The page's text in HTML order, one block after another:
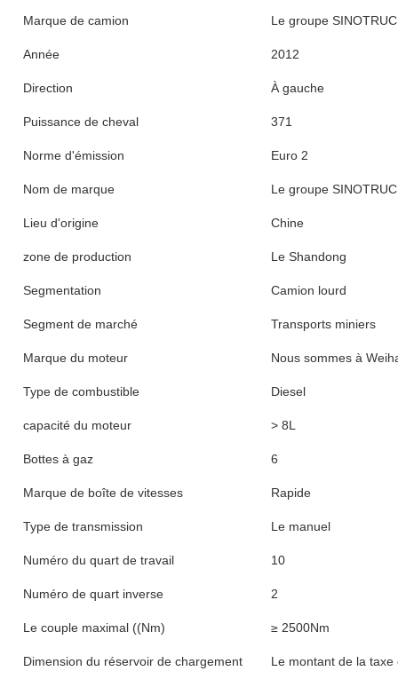
Marque de camion Le groupe
Année 2012
Direction À gauche
Puissance de cheval 371
Norme d'émission Euro 2
Nom de marque Le groupe
Lieu d'origine Chine
zone de production Le Shandong
Segmentation Camion lourd
Segment de marché Transports miniers
Marque du moteur Nous sommes à
Type de combustible Diesel
capacité du moteur > 8L
Bottes à gaz 6
Marque de boîte de vitesses Rapide
Type de transmission Le manuel
Numéro du quart de travail 10
Numéro de quart inverse 2
Le couple maximal ((Nm) ≥ 2500Nm
Dimension du réservoir de chargement Le montant de la